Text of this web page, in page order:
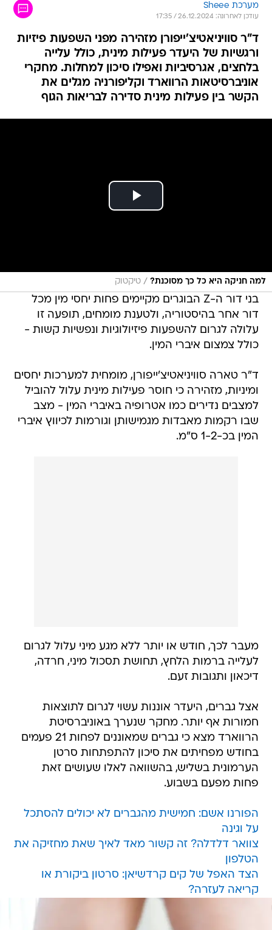
מערכת Sheee
עודכן לאחרונה: 26.12.2024 / 17:35
ד"ר סוויניאטיצ'ייפורן מזהירה מפני השפעות פיזיות
ורגשיות של היעדר פעילות מינית, כולל עלייה
בלחצים, אגרסיביות ואפילו סיכון למחלות. מחקרי
אוניברסיטאות הרווארד וקליפורניה מגלים את
הקשר בין פעילות מינית סדירה לבריאות הגוף
למה חניקה היא כל כך מסוכנת? / טיקטוק
בני דור ה-Z הבוגרים מקיימים פחות יחסי מין מכל
דור אחר בהיסטוריה, ולטענת מומחים, תופעה זו
עלולה לגרום להשפעות פיזיולוגיות ונפשיות קשות -
כולל צמצום איברי המין.
ד"ר טארה סוויניאטיצ'ייפורן, מומחית למערכות יחסים
ומיניות, מזהירה כי חוסר פעילות מינית עלול להוביל
למצבים נדירים כמו אטרופיה באיברי המין - מצב
שבו רקמות מאבדות מגמישותן וגורמות לכיווץ איברי
המין בכ-1-2 ס"מ.
מעבר לכך, חודש או יותר ללא מגע מיני עלול לגרום
לעלייה ברמות הלחץ, תחושת תסכול מיני, חרדה,
דיכאון ותגובות זעם.
אצל גברים, היעדר אוננות עשוי לגרום לתוצאות
חמורות אף יותר. מחקר שנערך באוניברסיטת
הרווארד מצא כי גברים שמאוננים לפחות 21 פעמים
בחודש מפחיתים את סיכון להתפתחות סרטן
הערמונית בשליש, בהשוואה לאלו שעושים זאת
פחות מפעם בשבוע.
הפורנו אשם: חמישית מהגברים לא יכולים להסתכל
על וגינה
צוואר דלדלה? זה קשור מאד לאיך שאת מחזיקה את
הטלפון
הצד האפל של קים קרדשיאן: סרטון ביקורת או
קריאה לעזרה?